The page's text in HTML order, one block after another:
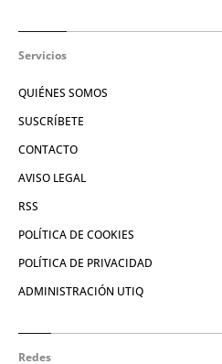
Servicios
QUIÉNES SOMOS
SUSCRÍBETE
CONTACTO
AVISO LEGAL
RSS
POLÍTICA DE COOKIES
POLÍTICA DE PRIVACIDAD
ADMINISTRACIÓN UTIQ
Redes